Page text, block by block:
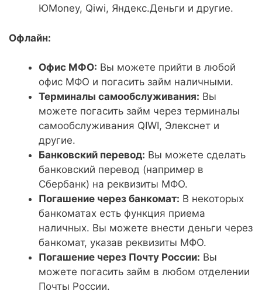
ЮMoney, Qiwi, Яндекс.Деньги и другие.
Офлайн:
Офис МФО: Вы можете прийти в любой
офис МФО и погасить займ наличными.
Терминалы самообслуживания: Вы
можете погасить займ через терминалы
самообслуживания QIWI, Элекснет и
другие.
Банковский перевод: Вы можете сделать
банковский перевод (например в
Сбербанк) на реквизиты МФО.
Погашение через банкомат: В некоторых
банкоматах есть функция приема
наличных. Вы можете внести деньги через
банкомат, указав реквизиты МФО.
Погашение через Почту России: Вы
можете погасить займ в любом отделении
Почты России.